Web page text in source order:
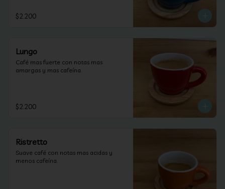
$2.200
Lungo
Café mas fuerte con notas mas
amargas y mas cafeína.
$2.200
Ristretto
Suave café con notas mas acidas y
menos cafeína.